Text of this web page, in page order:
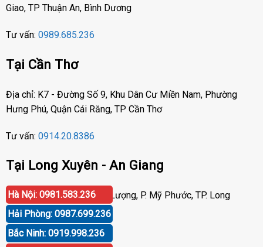
Giao, TP Thuận An, Bình Dương
Tư vấn: 0989.685.236
Tại Cần Thơ
Địa chỉ: K7 - Đường Số 9, Khu Dân Cư Miền Nam, Phường
Hưng Phú, Quận Cái Răng, TP Cần Thơ
Tư vấn: 0914.20.8386
Tại Long Xuyên - An Giang
Địa chỉ: Số 417 Phạm Cự Lượng, P. Mỹ Phước, TP. Long
Xuyên, An Giang
Tư vấn:0919.998.236
Hà Nội: 0981.583.236
Hải Phòng: 0987.699.236
Bắc Ninh: 0919.998.236